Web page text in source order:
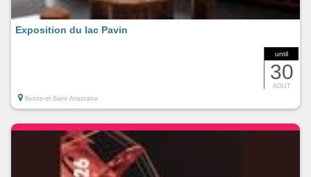
until
30
AOUT
Exposition du lac Pavin
Besse-et-Saint-Anastaise